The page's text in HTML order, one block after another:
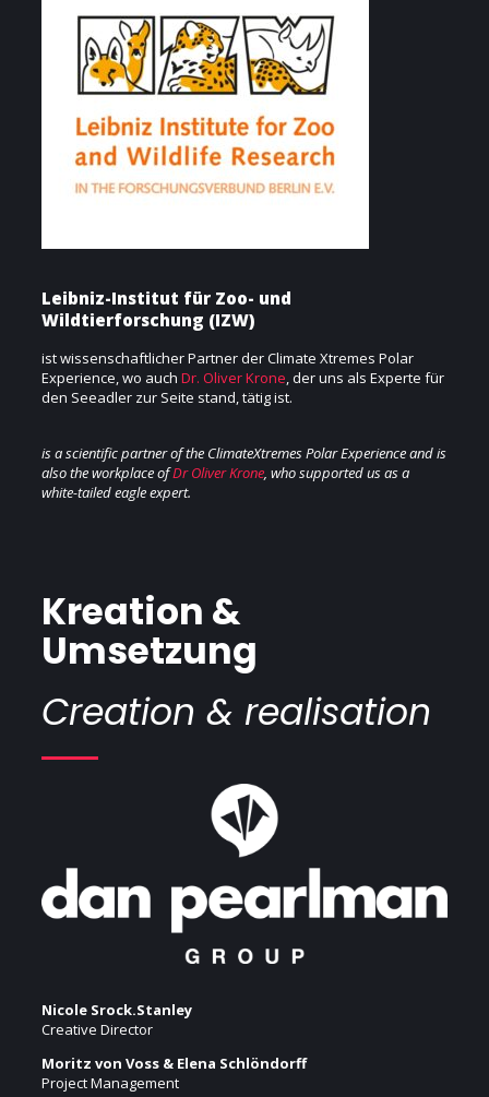
Leibniz-Institut für Zoo- und
Wildtierforschung (IZW)
ist wissenschaftlicher Partner der Climate Xtremes Polar
Experience, wo auch Dr. Oliver Krone , der uns als Experte für
den Seeadler zur Seite stand, tätig ist.
is a scientific partner of the ClimateXtremes Polar Experience and is
also the workplace ofDr Oliver Krone , who supported us as a
white-tailed eagle expert.
Kreation &
Umsetzung
Creation & realisation
Nicole Srock.Stanley
Creative Director
Moritz von Voss & Elena Schlöndorff
Project Management